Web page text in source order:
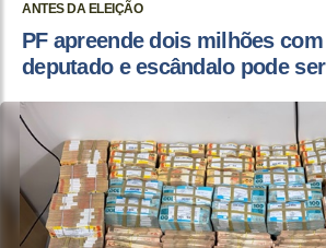
ANTES DA ELEIÇÃO
PF apreende dois milhões
deputado e escândalo pode